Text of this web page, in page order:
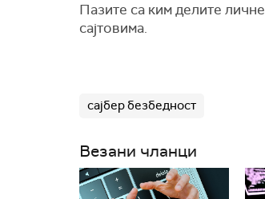
Пазите са ким делите
сајтовима.
сајбер безбедност
Везани чланци